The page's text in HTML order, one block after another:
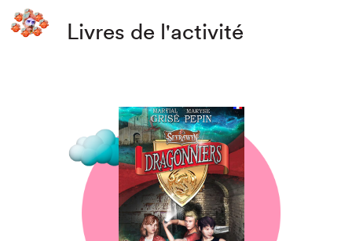
Livres de l'activité